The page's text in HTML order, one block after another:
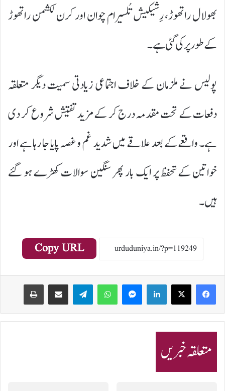
بھولال راتھوڑ، رِشیکیش تُلسیرام چوان اور کرن لکشمن راتھوڑ
کے طور پر کی گئی ہے۔
پولیس نے ملزمان کے خلاف اجتماعی زیادتی سمیت دیگر متعلقہ
دفعات کے تحت مقدمہ درج کر کے مزید تفتیش شروع کر دی
ہے۔ واقعے کے بعد علاقے میں شدید غم و غصہ پایا جا رہا ہے اور
خواتین کے تحفظ پر ایک بار پھر سنگین سوالات کھڑے ہو گئے
ہیں۔
Copy URL
LinkedIn
WhatsApp
Telegram
متعلقہ خبریں